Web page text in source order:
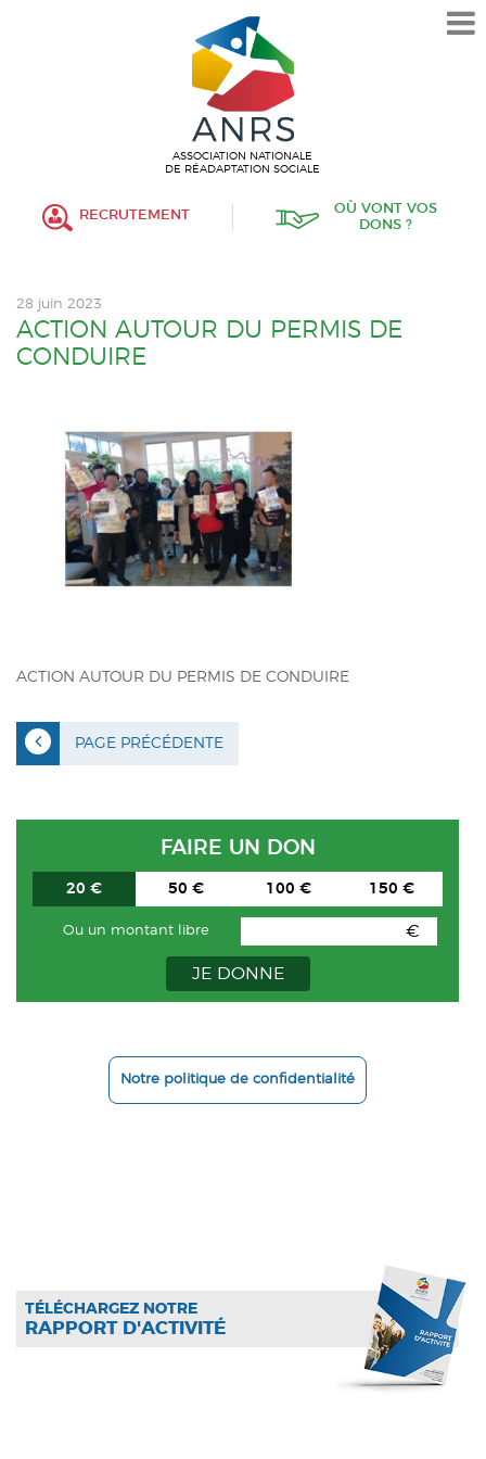
L’ASSOCIATION
HISTORIQUE
VALEURS ET ENGAGEMENT
ASSOCIATIF
FONCTIONNEMENT
POLITIQUE RH
INSERTION
ACTUALITÉS
CONTACT
ASSOCIATION NATIONALE
DE RÉADAPTATION SOCIALE
RECRUTEMENT
OÙ VONT VOS
DONS ?
28 juin 2023
ACTION AUTOUR DU PERMIS DE
CONDUIRE
ACTION AUTOUR DU PERMIS DE CONDUIRE
PAGE PRÉCÉDENTE
FAIRE UN DON
20 € 50 € 100 € 150 €
Ou un montant libre €
JE DONNE
Notre politique de confidentialité
TÉLÉCHARGEZ NOTRE
RAPPORT D'ACTIVITÉ